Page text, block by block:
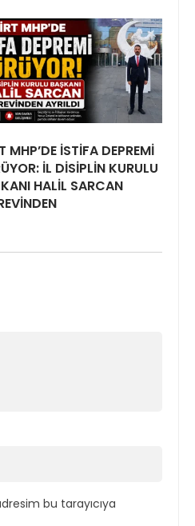
MHP’DE İSTİFA DEPREMİ
İL DİSİPLİN KURULU
HALİL SARCAN
bu tarayıcıya